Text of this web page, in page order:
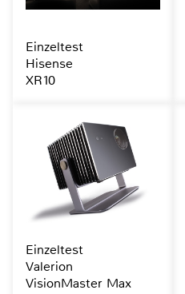
Einzeltest
Hisense
XR10
Einzeltest
Valerion
VisionMaster Max